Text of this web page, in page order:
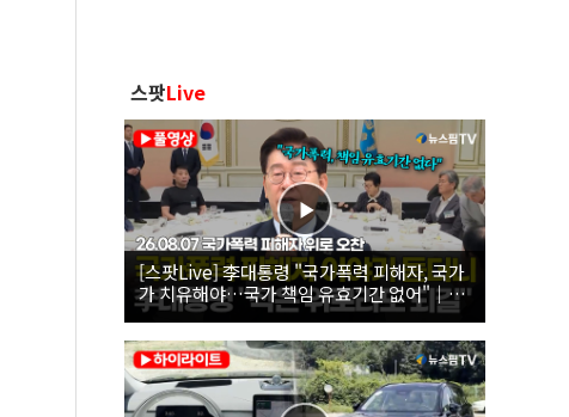
스팟Live
[스팟Live] 李대통령 "국가폭력 피해자, 국가
가 치유해야…국가 책임 유효기간 없어"｜
26.08.07 국가폭력 피해자 위로 오찬